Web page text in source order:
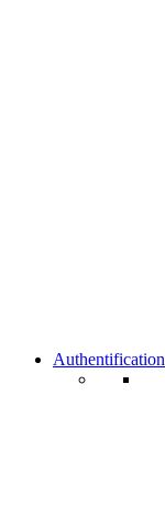
Authentification